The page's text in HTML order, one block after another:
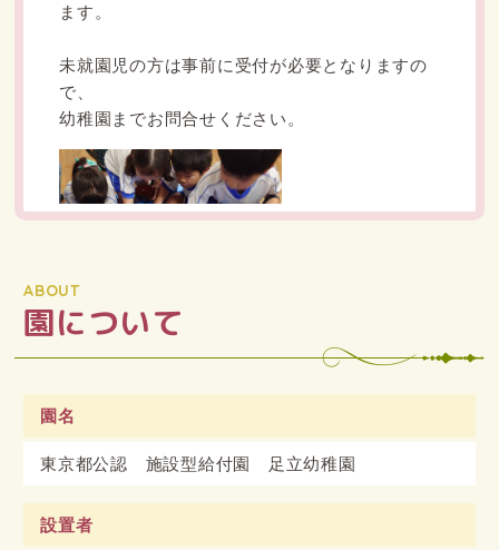
ABOUT
園について
園名
東京都公認 施設型給付園 足立幼稚園
設置者